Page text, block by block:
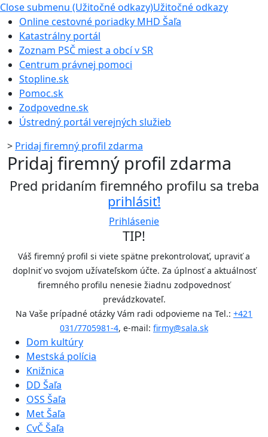
Close submenu (Užitočné odkazy)Užitočné odkazy
Online cestovné poriadky MHD Šaľa
Katastrálny portál
Zoznam PSČ miest a obcí v SR
Centrum právnej pomoci
Stopline.sk
Pomoc.sk
Zodpovedne.sk
Ústredný portál verejných služieb
> Pridaj firemný profil zdarma
Pridaj firemný profil zdarma
Pred pridaním firemného profilu sa treba
prihlásiť!
Prihlásenie
TIP!
Váš firemný profil si viete spätne prekontrolovať, upraviť a
doplniť vo svojom užívateľskom účte. Za úplnosť a aktuálnosť
firemného profilu nenesie žiadnu zodpovednosť
prevádzkovateľ.
Na Vaše prípadné otázky Vám radi odpovieme na Tel.: +421
031/7705981-4, e-mail: firmy@sala.sk
Dom kultúry
Mestská polícia
Knižnica
DD Šaľa
OSS Šaľa
Met Šaľa
CvČ Šaľa